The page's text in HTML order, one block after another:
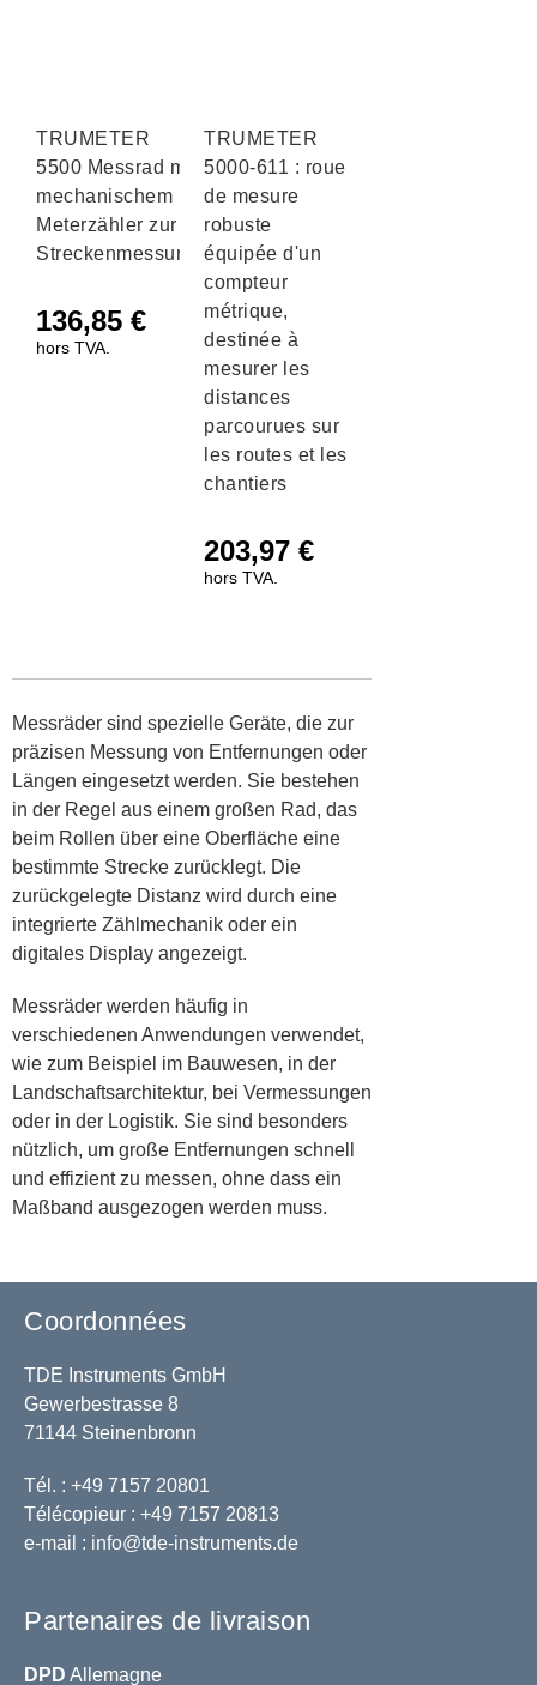
TRUMETER
5500 Messrad mit
mechanischem
Meterzähler zur
Streckenmessung
136,85 €
hors TVA.
TRUMETER
5000-611 : roue
de mesure
robuste
équipée d'un
compteur
métrique,
destinée à
mesurer les
distances
parcourues sur
les routes et les
chantiers
203,97 €
hors TVA.
Messräder sind spezielle Geräte, die zur
präzisen Messung von Entfernungen oder
Längen eingesetzt werden. Sie bestehen
in der Regel aus einem großen Rad, das
beim Rollen über eine Oberfläche eine
bestimmte Strecke zurücklegt. Die
zurückgelegte Distanz wird durch eine
integrierte Zählmechanik oder ein
digitales Display angezeigt.
Messräder werden häufig in
verschiedenen Anwendungen verwendet,
wie zum Beispiel im Bauwesen, in der
Landschaftsarchitektur, bei Vermessungen
oder in der Logistik. Sie sind besonders
nützlich, um große Entfernungen schnell
und effizient zu messen, ohne dass ein
Maßband ausgezogen werden muss.
Coordonnées
TDE Instruments GmbH
Gewerbestrasse 8
71144 Steinenbronn
Tél. : +49 7157 20801
Télécopieur : +49 7157 20813
e-mail : info@tde-instruments.de
Partenaires de livraison
DPD Allemagne